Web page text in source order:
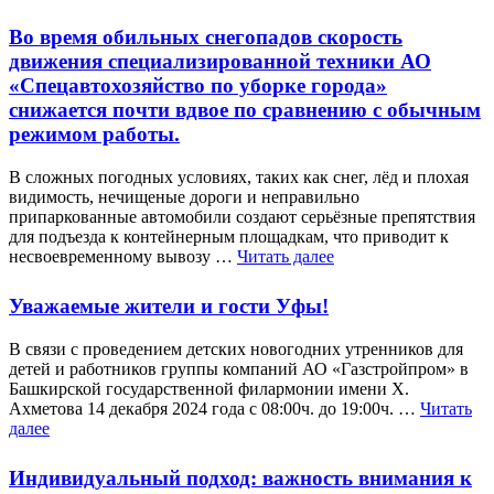
Во время обильных снегопадов скорость
движения специализированной техники АО
«Спецавтохозяйство по уборке города»
снижается почти вдвое по сравнению с обычным
режимом работы.
В сложных погодных условиях, таких как снег, лёд и плохая
видимость, нечищеные дороги и неправильно
припаркованные автомобили создают серьёзные препятствия
для подъезда к контейнерным площадкам, что приводит к
несвоевременному вывозу … Читать далее
Уважаемые жители и гости Уфы!
В связи с проведением детских новогодних утренников для
детей и работников группы компаний АО «Газстройпром» в
Башкирской государственной филармонии имени Х.
Ахметова 14 декабря 2024 года с 08:00ч. до 19:00ч. … Читать
далее
Индивидуальный подход: важность внимания к